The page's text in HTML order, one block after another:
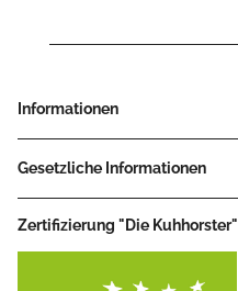
Informationen
Gesetzliche Informationen
Zertifizierung "Die Kuhhorster"